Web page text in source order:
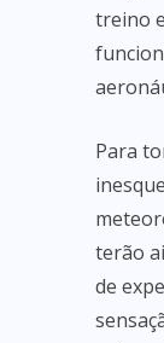
treino
Para
terão
de